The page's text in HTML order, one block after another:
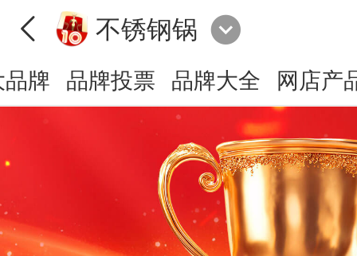
不锈钢锅
牌 品牌投票 品牌大全 网店产